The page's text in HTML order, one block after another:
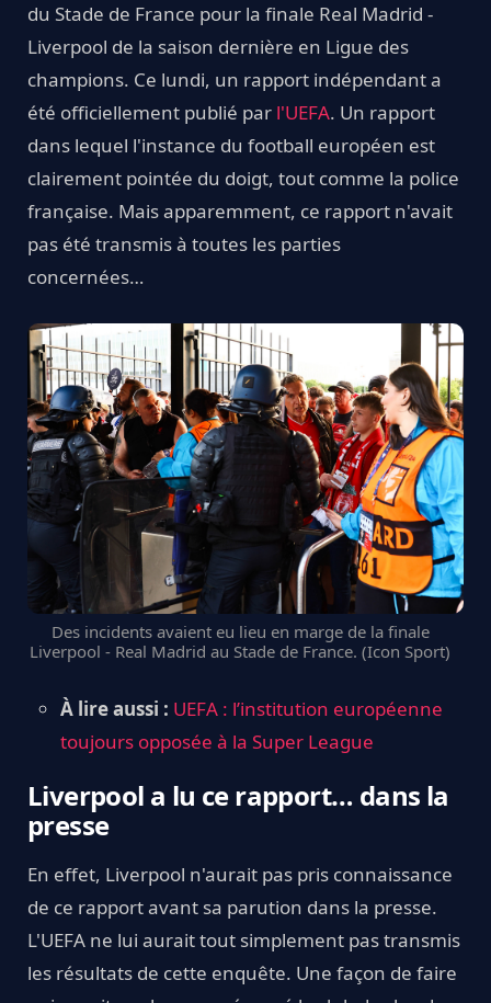
du Stade de France pour la finale Real Madrid -
Liverpool de la saison dernière en Ligue des
champions. Ce lundi, un rapport indépendant a
été officiellement publié par l'UEFA. Un rapport
dans lequel l'instance du football européen est
clairement pointée du doigt, tout comme la police
française. Mais apparemment, ce rapport n'avait
pas été transmis à toutes les parties
concernées…
Des incidents avaient eu lieu en marge de la finale
Liverpool - Real Madrid au Stade de France. (Icon Sport)
À lire aussi : UEFA : l’institution européenne
toujours opposée à la Super League
Liverpool a lu ce rapport… dans la
presse
En effet, Liverpool n'aurait pas pris connaissance
de ce rapport avant sa parution dans la presse.
L'UEFA ne lui aurait tout simplement pas transmis
les résultats de cette enquête. Une façon de faire